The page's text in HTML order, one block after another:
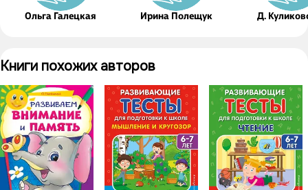
Ольга Галецкая Ирина Полещук Д.
Книги похожих авторов